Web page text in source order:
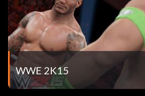
utilisant une épingle de désespoir. (Jeu
Divers lutteurs
Terminez la tâche indiquée pour
correspondant.
WWE 2K15